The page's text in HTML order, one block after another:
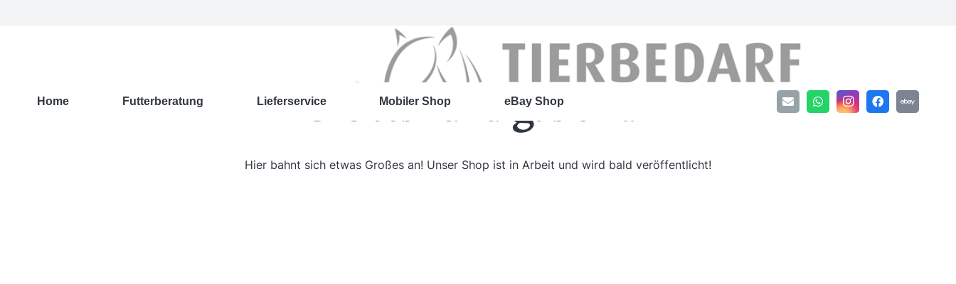
Home Futterberatung Lieferservice Mobiler Shop eBay Shop
Großes kündigt sich an
Hier bahnt sich etwas Großes an! Unser Shop ist in Arbeit und wird bald veröffentlicht!